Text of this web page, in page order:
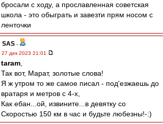
бросали с ходу, а прославленная советская
школа - это обыграть и завезти прям носом с
ленточки
SAS -
27 дек 2023 21:01
taram
Так вот, Марат, золотые слова!
Я ж утром то же самое писал - под'езжаешь до
вратаря и метров с 4-х,
Как ебан...ой, извините...в девятку со
Скоростью 150 км в час и будьте любезны!-:)